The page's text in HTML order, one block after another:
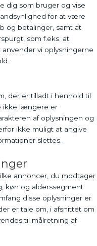
dig som bruger og vise
for at være
og betalinger, samt at
som f.eks. at
vi oplysningerne
der er tilladt i henhold til
ikke længere er
af oplysningen og
ikke muligt at angive
slettes.
annoncer, du modtager
køn og alderssegment
disse oplysninger er
er tale om, i afsnittet om
til målretning af